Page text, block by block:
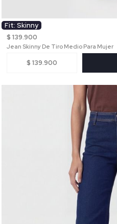
Fit: Skinny
$ 139.900
Jean Skinny De Tiro Medio Para Mujer
$ 139.900